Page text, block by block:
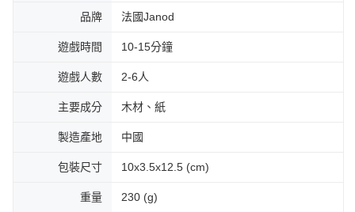
品牌 法國Janod
遊戲時間 10-15分鐘
遊戲人數 2-6人
主要成分 木材、紙
製造產地 中國
包裝尺寸 10x3.5x12.5 (cm)
重量 230 (g)